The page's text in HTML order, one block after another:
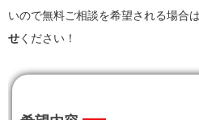
いので無料ご相談を希望される場合は
せ ください！